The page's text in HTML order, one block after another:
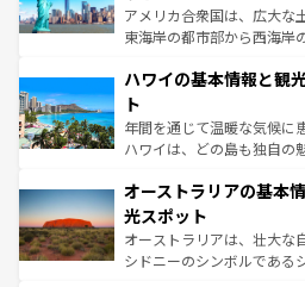
ことができる。国民の所得
者向けの交通パス提供のサ
着のスイス情報はコンテン
アメリカ合衆国は、広大な
東海岸の都市部から西海岸
のような巨大都市は、観光
ンメントが詰まった刺激的
西部には大自然が広がり、
ストーン国立公園といった
文化が魅力。旅行者はアメ
しみながら、その多様性と
るだろう。車でのロードト
ならではの贅沢な旅のスタイルだ。 なお、
情報は コンテンツ一覧 を参
ハワイの基本情報と観
ト
年間を通じて温暖な気候に
ハワイは、どの島も独自の
ワイ島は見逃せない。また
島だが、静かな自然を求め
おすすめ。エメラルドグリ
文化や歴史が息づいている
オーストラリアの基本
光スポット
オーストラリアは、壮大な
シドニーのシンボルである